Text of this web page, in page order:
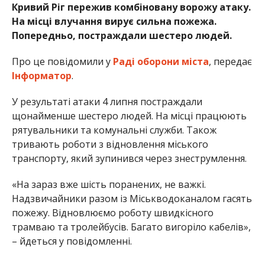
Кривий Ріг пережив комбіновану ворожу атаку.
На місці влучання вирує сильна пожежа.
Попередньо, постраждали шестеро людей.
Про це повідомили у Раді оборони міста, передає
Інформатор.
У результаті атаки 4 липня постраждали
щонайменше шестеро людей. На місці працюють
рятувальники та комунальні служби. Також
тривають роботи з відновлення міського
транспорту, який зупинився через знеструмлення.
«На зараз вже шість поранених, не важкі.
Надзвичайники разом із Міськводоканалом гасять
пожежу. Відновлюємо роботу швидкісного
трамваю та тролейбусів. Багато вигоріло кабелів»,
– йдеться у повідомленні.